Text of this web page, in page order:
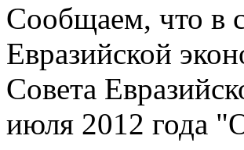
Сообщаем, что в
Евразийской
Совета
июля 2012 года